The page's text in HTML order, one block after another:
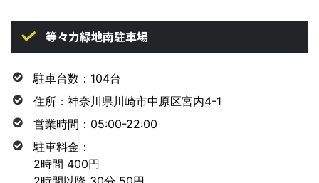
等々力緑地南駐車場
駐車台数：104台
住所：神奈川県川崎市中原区宮内4-1
営業時間：05:00-22:00
駐車料金：
2時間 400円